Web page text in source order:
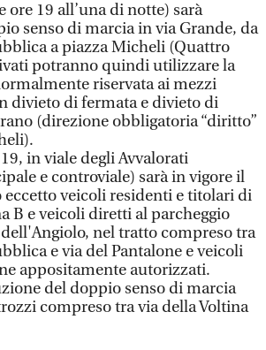
ore 19 all’una di notte) sarà
senso di marcia in via Grande, da
a piazza Micheli (Quattro
potranno quindi utilizzare la
riservata ai mezzi
divieto di fermata e divieto di
(direzione obbligatoria “diritto”
in viale degli Avvalorati
e controviale) sarà in vigore il
veicoli residenti e titolari di
B e veicoli diretti al parcheggio
nel tratto compreso tra
e via del Pantalone e veicoli
appositamente autorizzati.
del doppio senso di marcia
compreso tra via della Voltina